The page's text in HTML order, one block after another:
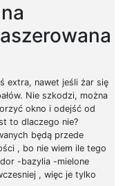
extra, nawet jeśli żar się
Nie szkodzi, można
okno i odejść od
to dlaczego nie?
będą przede
, bo nie wiem ile tego
-bazylia -mielone
, więc je tylko